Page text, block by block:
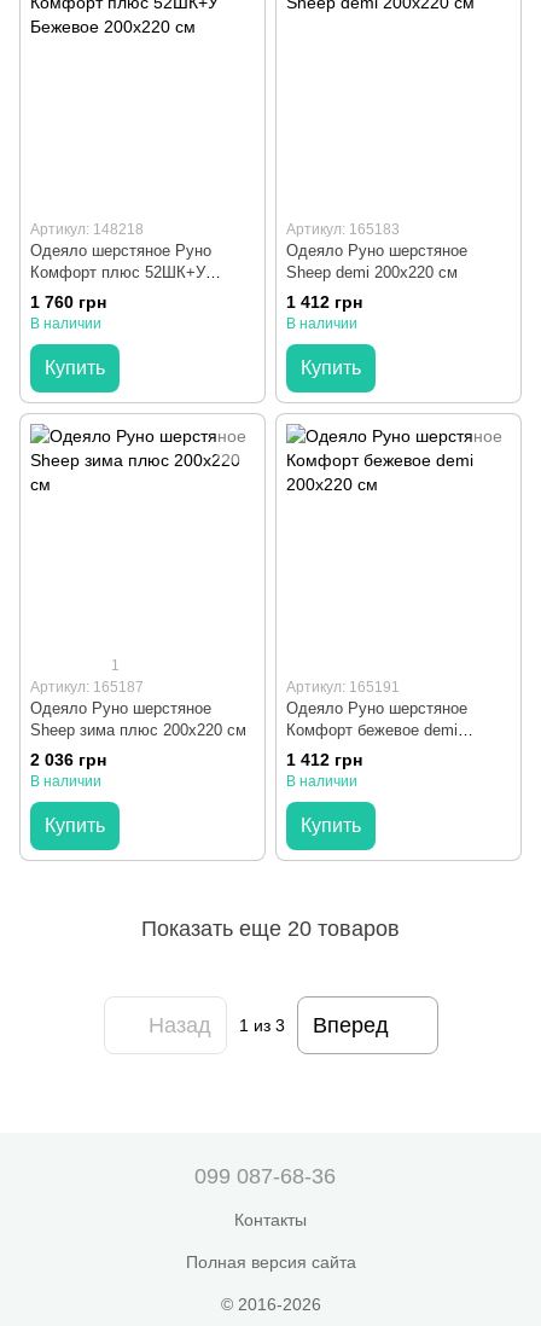
Артикул: 148218
Одеяло шерстяное Руно
Комфорт плюс 52ШК+У
Бежевое 200x220 см
1 760 грн
В наличии
Купить
Артикул: 165183
Одеяло Руно шерстяное
Sheep demi 200x220 см
1 412 грн
В наличии
Купить
1
Артикул: 165187
Одеяло Руно шерстяное
Sheep зима плюс 200x220 см
2 036 грн
В наличии
Купить
Артикул: 165191
Одеяло Руно шерстяное
Комфорт бежевое demi
200x220 см
1 412 грн
В наличии
Купить
Показать еще 20 товаров
Назад 1из 3 Вперед
099 087-68-36
Контакты
Полная версия сайта
© 2016-2026